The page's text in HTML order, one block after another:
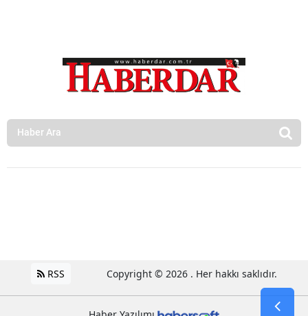
RSS Copyright © 2026 . Her hakkı saklıdır.